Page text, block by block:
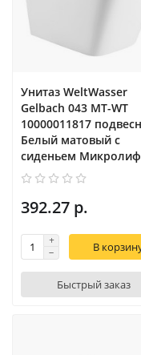
Унитаз WeltWasser
Gelbach 043 MT-WT
10000011817
Белый матовый с
сиденьем
392.27 р.
В
Быстрый заказ